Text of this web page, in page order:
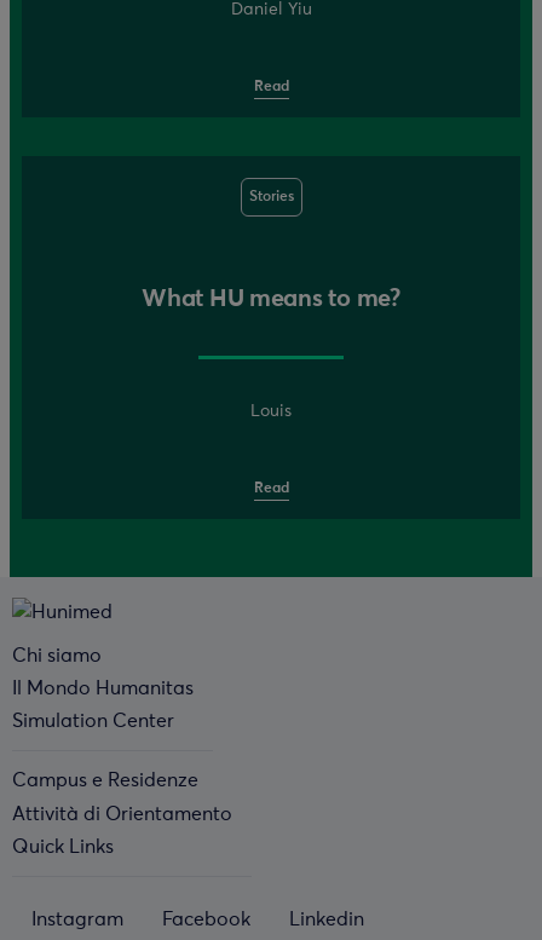
Daniel Yiu
Read
Stories
What HU means to me?
Louis
Read
Chi siamo
Il Mondo Humanitas
Simulation Center
Campus e Residenze
Attività di Orientamento
Quick Links
Instagram Facebook Linkedin